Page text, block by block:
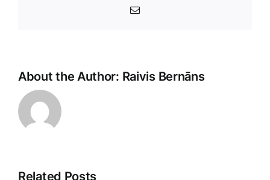
E-
About the Author: Raivis Bernāns
Related Posts